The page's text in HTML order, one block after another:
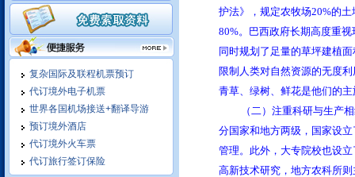
统，可以在线为您预定世界各大
城市酒店，随订随确认，信息涵
盖酒店的方方面面，可选择余地
大
依托民航系统实现国内地市一级
城市酒店均可实现在线预定，价
境外单独接待 满足客户特别需
求
复杂国际及联程机票预订
代订境外电子机票
世界各国机场接送+翻译导游
预订境外酒店
代订境外火车票
代订旅行签订保险
护法》，规定农牧场20%的
80%。巴西政府长期高度重
同时规划了足量的草坪建植
限制人类对自然资源的无度
青草、绿树、鲜花是他们的
（二）注重科研与生产
分国家和地方两级，国家设
管理。此外，大专院校也设
高新技术研究，地方农科所